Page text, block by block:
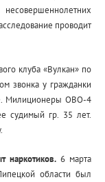
проводит
клуба «Вулкан» по
звонка у гражданки
Милиционеры ОВО-4
судимый гр. 35 лет.
наркотиков. 6 марта
области был